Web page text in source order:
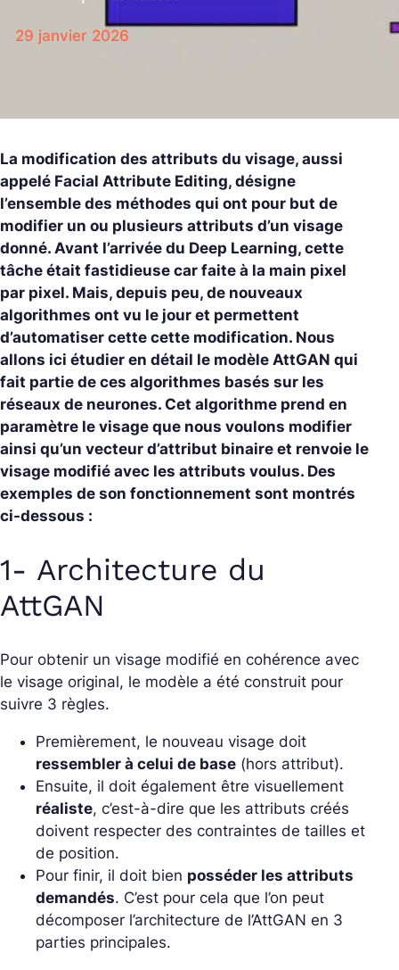
29 janvier 2026
La modification des attributs du visage, aussi
appelé Facial Attribute Editing, désigne
l’ensemble des méthodes qui ont pour but de
modifier un ou plusieurs attributs d’un visage
donné. Avant l’arrivée du Deep Learning, cette
tâche était fastidieuse car faite à la main pixel
par pixel. Mais, depuis peu, de nouveaux
algorithmes ont vu le jour et permettent
d’automatiser cette cette modification. Nous
allons ici étudier en détail le modèle AttGAN qui
fait partie de ces algorithmes basés sur les
réseaux de neurones. Cet algorithme prend en
paramètre le visage que nous voulons modifier
ainsi qu’un vecteur d’attribut binaire et renvoie le
visage modifié avec les attributs voulus. Des
exemples de son fonctionnement sont montrés
ci-dessous :
1- Architecture du
AttGAN
Pour obtenir un visage modifié en cohérence avec
le visage original, le modèle a été construit pour
suivre 3 règles.
Premièrement, le nouveau visage doit
ressembler à celui de base (hors attribut).
Ensuite, il doit également être visuellement
réaliste, c’est-à-dire que les attributs créés
doivent respecter des contraintes de tailles et
de position.
Pour finir, il doit bien posséder les attributs
demandés. C’est pour cela que l’on peut
décomposer l’architecture de l’AttGAN en 3
parties principales.